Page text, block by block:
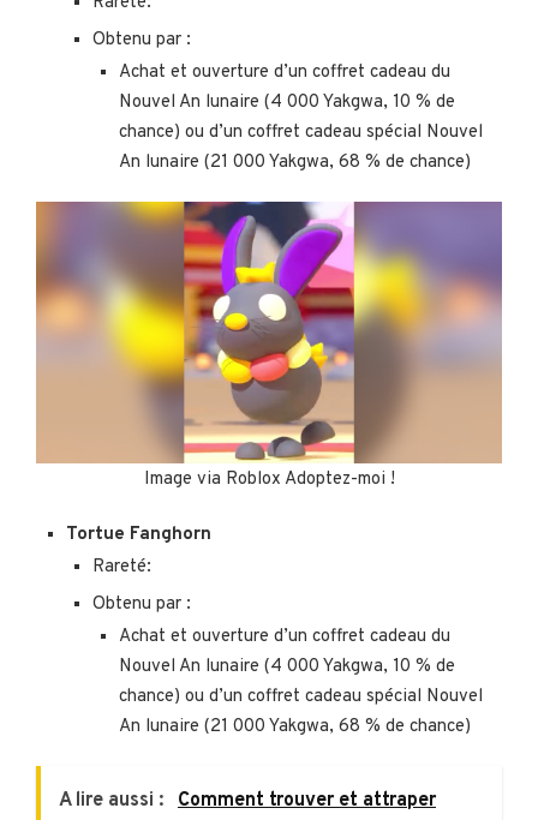
Obtenu par :
Achat et ouverture d’un coffret cadeau du
Nouvel An lunaire (4 000 Yakgwa, 10 % de
chance) ou d’un coffret cadeau spécial Nouvel
An lunaire (21 000 Yakgwa, 68 % de chance)
Image via Roblox Adoptez-moi !
Tortue Fanghorn
Rareté:
Obtenu par :
Achat et ouverture d’un coffret cadeau du
Nouvel An lunaire (4 000 Yakgwa, 10 % de
chance) ou d’un coffret cadeau spécial Nouvel
An lunaire (21 000 Yakgwa, 68 % de chance)
A lire aussi :
Comment trouver et attraper